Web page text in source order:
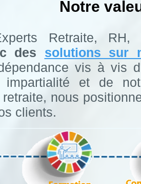
Notre
Retraite,
des solutions sur
vis à vis
et de
nous
clients.